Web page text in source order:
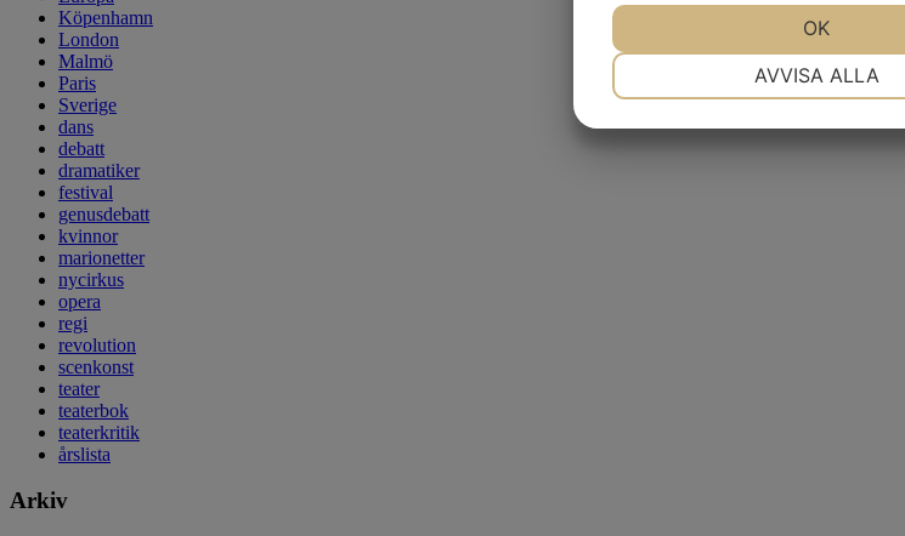
Köpenhamn
London
Malmö
Paris
Sverige
dans
debatt
dramatiker
festival
genusdebatt
kvinnor
marionetter
nycirkus
opera
regi
revolution
scenkonst
teater
teaterbok
teaterkritik
årslista
Arkiv
AVVISA ALLA
OK